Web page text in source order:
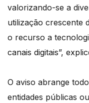
valorizando-se a
utilização crescente
o recurso a
canais digitais”,
O aviso abrange
entidades públicas